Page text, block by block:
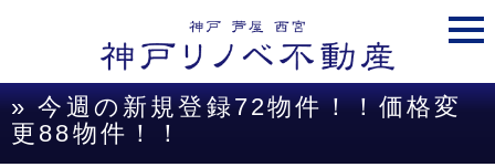
» 今週の新規登録72物件！！価格変
更88物件！！